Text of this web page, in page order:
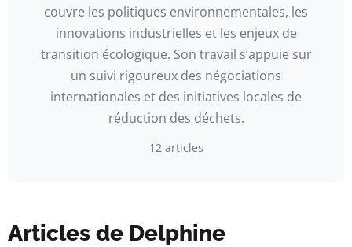
couvre les politiques environnementales, les
innovations industrielles et les enjeux de
transition écologique. Son travail s’appuie sur
un suivi rigoureux des négociations
internationales et des initiatives locales de
réduction des déchets.
12 articles
Articles de Delphine